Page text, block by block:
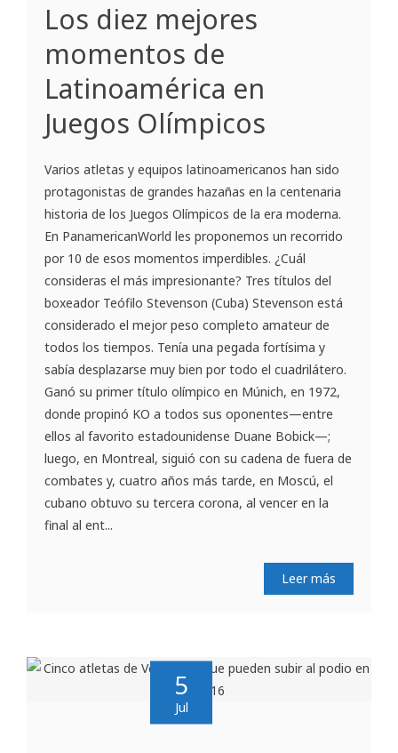
Los diez mejores
momentos de
Latinoamérica en
Juegos Olímpicos
Varios atletas y equipos latinoamericanos han sido
protagonistas de grandes hazañas en la centenaria
historia de los Juegos Olímpicos de la era moderna.
En PanamericanWorld les proponemos un recorrido
por 10 de esos momentos imperdibles. ¿Cuál
consideras el más impresionante? Tres títulos del
boxeador Teófilo Stevenson (Cuba) Stevenson está
considerado el mejor peso completo amateur de
todos los tiempos. Tenía una pegada fortísima y
sabía desplazarse muy bien por todo el cuadrilátero.
Ganó su primer título olímpico en Múnich, en 1972,
donde propinó KO a todos sus oponentes—entre
ellos al favorito estadounidense Duane Bobick—;
luego, en Montreal, siguió con su cadena de fuera de
combates y, cuatro años más tarde, en Moscú, el
cubano obtuvo su tercera corona, al vencer en la
final al ent...
Leer más
5
Jul